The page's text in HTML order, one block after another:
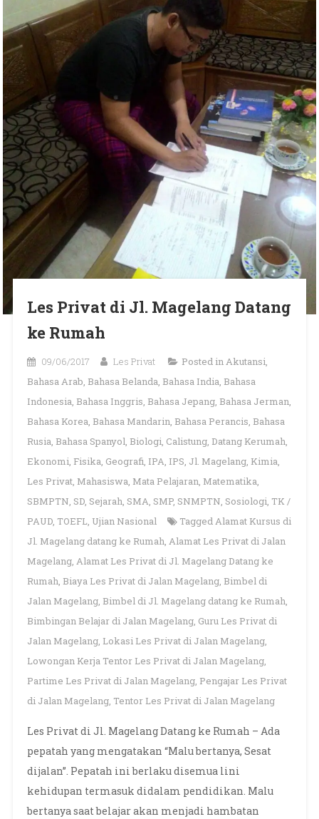
Les Privat di Jl. Magelang Datang
ke Rumah
09/06/2017 Les Privat Posted inAkutansi,
Bahasa Arab, Bahasa Belanda, Bahasa India, Bahasa
Indonesia, Bahasa Inggris, Bahasa Jepang, Bahasa Jerman,
Bahasa Korea, Bahasa Mandarin, Bahasa Perancis, Bahasa
Rusia, Bahasa Spanyol, Biologi, Calistung, Datang Kerumah,
Ekonomi, Fisika, Geografi, IPA, IPS, Jl. Magelang, Kimia,
Les Privat, Mahasiswa, Mata Pelajaran, Matematika,
SBMPTN, SD, Sejarah, SMA, SMP, SNMPTN, Sosiologi, TK /
PAUD, TOEFL, Ujian Nasional TaggedAlamat Kursus di
Jl. Magelang datang ke Rumah, Alamat Les Privat di Jalan
Magelang, Alamat Les Privat di Jl. Magelang Datang ke
Rumah, Biaya Les Privat di Jalan Magelang, Bimbel di
Jalan Magelang, Bimbel di Jl. Magelang datang ke Rumah,
Bimbingan Belajar di Jalan Magelang, Guru Les Privat di
Jalan Magelang, Lokasi Les Privat di Jalan Magelang,
Lowongan Kerja Tentor Les Privat di Jalan Magelang,
Partime Les Privat di Jalan Magelang, Pengajar Les Privat
di Jalan Magelang, Tentor Les Privat di Jalan Magelang
Les Privat di Jl. Magelang Datang ke Rumah – Ada
pepatah yang mengatakan “Malu bertanya, Sesat
dijalan”. Pepatah ini berlaku disemua lini
kehidupan termasuk didalam pendidikan. Malu
bertanya saat belajar akan menjadi hambatan